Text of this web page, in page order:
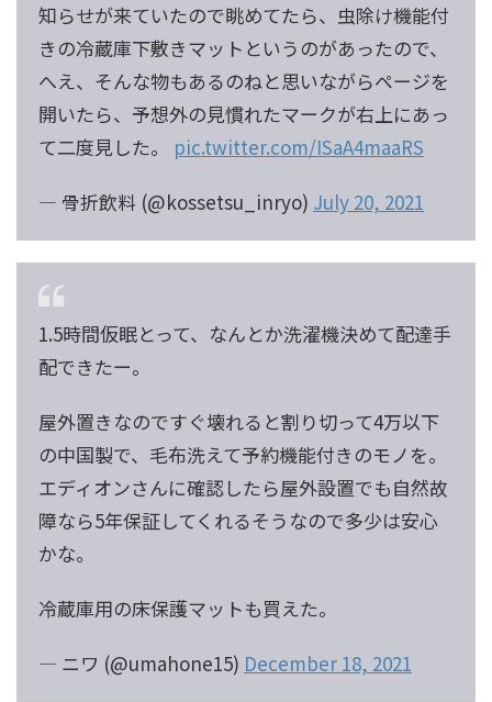
知らせが来ていたので眺めてたら、虫除け機能付
きの冷蔵庫下敷きマットというのがあったので、
へえ、そんな物もあるのねと思いながらページを
開いたら、予想外の見慣れたマークが右上にあっ
て二度見した。 pic.twitter.com/ISaA4maaRS
— 骨折飲料 (@kossetsu_inryo) July 20, 2021
1.5時間仮眠とって、なんとか洗濯機決めて配達手
配できたー。
屋外置きなのですぐ壊れると割り切って4万以下
の中国製で、毛布洗えて予約機能付きのモノを。
エディオンさんに確認したら屋外設置でも自然故
障なら5年保証してくれるそうなので多少は安心
かな。
冷蔵庫用の床保護マットも買えた。
— ニワ (@umahone15) December 18, 2021